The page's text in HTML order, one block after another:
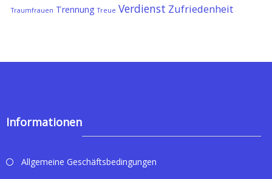
Traumfrauen Trennung Treue Verdienst Zufriedenheit
Informationen
Allgemeine Geschäftsbedingungen